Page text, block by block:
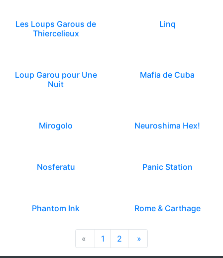
Les Loups Garous de
Thiercelieux
Linq
Loup Garou pour Une
Nuit
Mafia de Cuba
Mirogolo Neuroshima Hex!
Nosferatu Panic Station
Phantom Ink Rome & Carthage
« 1 2 »